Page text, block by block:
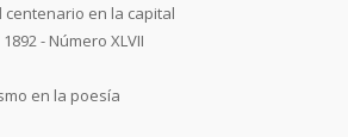
centenario en la capital
- Número XLVII
en la poesía